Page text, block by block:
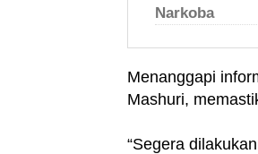
Narkoba
Menanggapi
Mashuri,
“Segera